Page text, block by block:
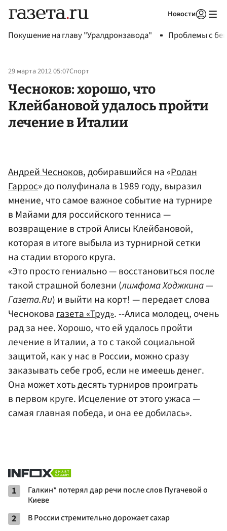
Новости
Покушение на главу "Уралдронзавода" Проблемы с
29 марта 2012 05:07Спорт
Чесноков: хорошо, что
Клейбановой удалось пройти
лечение в Италии
Андрей Чесноков, добиравшийся на «Ролан
Гаррос» до полуфинала в 1989 году, выразил
мнение, что самое важное событие на турнире
в Майами для российского тенниса —
возвращение в строй Алисы Клейбановой,
которая в итоге выбыла из турнирной сетки
на стадии второго круга.
«Это просто гениально — восстановиться после
такой страшной болезни (лимфома Ходжкина —
Газета.Ru) и выйти на корт! — передает слова
Чесноковагазета «Труд». --Алиса молодец, очень
рад за нее. Хорошо, что ей удалось пройти
лечение в Италии, а то с такой социальной
защитой, как у нас в России, можно сразу
заказывать себе гроб, если не имеешь денег.
Она может хоть десять турниров проиграть
в первом круге. Исцеление от этого ужаса —
самая главная победа, и она ее добилась».
1
Галкин* потерял дар речи после слов Пугачевой о
Киеве
2 В России стремительно дорожает сахар